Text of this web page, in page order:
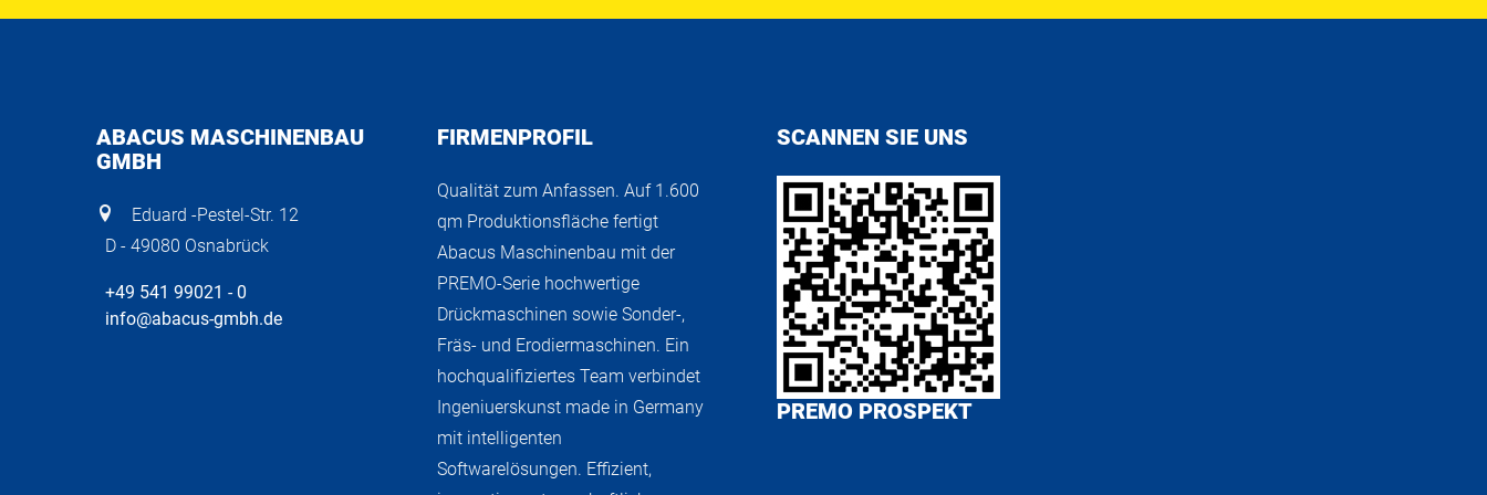
ABACUS MASCHINENBAU
GMBH
Eduard -Pestel-Str. 12
D - 49080 Osnabrück
+49 541 99021 - 0
info@abacus-gmbh.de
FIRMENPROFIL
Qualität zum Anfassen. Auf 1.600
qm Produktionsfläche fertigt
Abacus Maschinenbau mit der
PREMO-Serie hochwertige
Drückmaschinen sowie Sonder-,
Fräs- und Erodiermaschinen. Ein
hochqualifiziertes Team verbindet
Ingeniuerskunst made in Germany
mit intelligenten
Softwarelösungen. Effizient,
SCANNEN SIE UNS
PREMO PROSPEKT